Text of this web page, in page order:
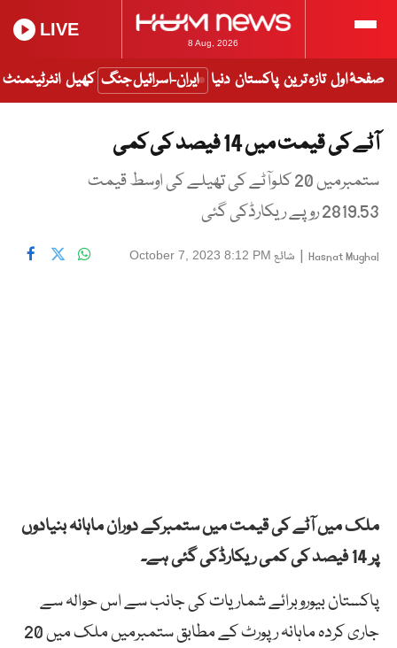
8 Aug, 2026
LIVE
صفحۂ اول تازہ ترین پاکستان دنیا ایران-اسرائیل جنگ کھیل انٹرٹینمنٹ
آٹے کی قیمت میں 14 فیصد کی کمی
ستمبرمیں 20 کلوآٹے کی تھیلے کی اوسط قیمت
2819.53 روپے ریکارڈکی گئی
Hasnat Mughal
| شائع October 7, 2023 8:12 PM
ملک میں آٹے کی قیمت میں ستمبرکے دوران ماہانہ بنیادوں
پر 14 فیصد کی کمی ریکارڈکی گئی ہے۔
پاکستان بیوروبرائے شماریات کی جانب سے اس حوالہ سے
جاری کردہ ماہانہ رپورٹ کے مطابق ستمبرمیں ملک میں 20